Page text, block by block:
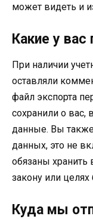
может видеть и
Какие у
При наличии
оставляли
файл экспорта
сохранили о
данные. Вы
данных, это не
обязаны хранить
закону или целях
Куда мы